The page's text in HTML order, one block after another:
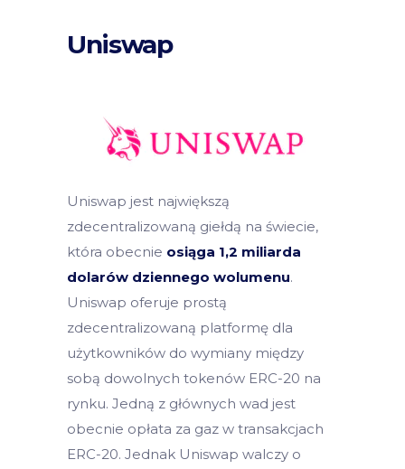
Uniswap
Uniswap jest największą
zdecentralizowaną giełdą na świecie,
która obecnie osiąga 1,2 miliarda
dolarów dziennego wolumenu.
Uniswap oferuje prostą
zdecentralizowaną platformę dla
użytkowników do wymiany między
sobą dowolnych tokenów ERC-20 na
rynku. Jedną z głównych wad jest
obecnie opłata za gaz w transakcjach
ERC-20. Jednak Uniswap walczy o